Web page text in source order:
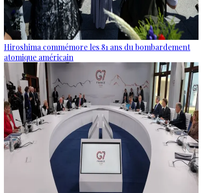
Hiroshima commémore les 81 ans du bombardement
atomique américain